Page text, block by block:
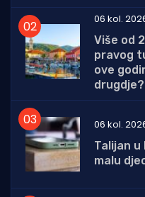
06 kol.
Više od
pravog
ove
drugdje?
06 kol.
Talijan
malu